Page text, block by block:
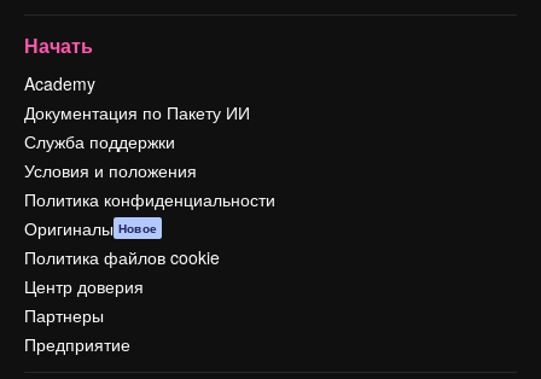
Начать
Academy
Документация по Пакету ИИ
Служба поддержки
Условия и положения
Политика конфиденциальности
Оригиналы Новое
Политика файлов cookie
Центр доверия
Партнеры
Предприятие